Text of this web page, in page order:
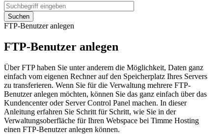
Suchen
FTP-Benutzer anlegen
FTP-Benutzer anlegen
Über FTP haben Sie unter anderem die Möglichkeit, Daten ganz
einfach vom eigenen Rechner auf den Speicherplatz Ihres Servers
zu transferieren. Wenn Sie für die Verwaltung mehrere FTP-
Benutzer anlegen möchten, können Sie das ganz einfach über das
Kundencenter oder Server Control Panel machen. In dieser
Anleitung erfahren Sie Schritt für Schritt, wie Sie in der
Verwaltungsoberfläche für Ihren Webspace bei Timme Hosting
einen FTP-Benutzer anlegen können.